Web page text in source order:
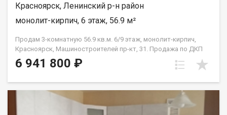
Красноярск, Ленинский р-н район
монолит-кирпич, 6 этаж, 56.9 м²
Продам 3-комнатную 56.9 кв.м. 6/9 этаж, монолит-кирпич,
Красноярск, Машиностроителей пр-кт, 31. Продажа по ДКП
НЕ ОТ ЗАСТРОЙЩИКА
6 941 800 ₽